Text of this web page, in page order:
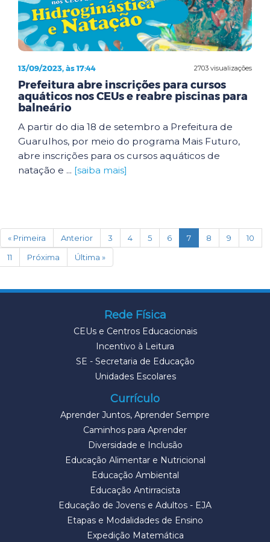
2703 visualizações
13/09/2023, às 17:44
Prefeitura abre inscrições para cursos
aquáticos nos CEUs e reabre piscinas para
balneário
A partir do dia 18 de setembro a Prefeitura de
Guarulhos, por meio do programa Mais Futuro,
abre inscrições para os cursos aquáticos de
natação e ... [saiba mais]
« Primeira Anterior 3 4 5 6 7(current)
8 9
10
11
Próxima Última »
Rede Física
CEUs e Centros Educacionais
Incentivo à Leitura
SE - Secretaria de Educação
Unidades Escolares
Currículo
Aprender Juntos, Aprender Sempre
Caminhos para Aprender
Diversidade e Inclusão
Educação Alimentar e Nutricional
Educação Ambiental
Educação Antirracista
Educação de Jovens e Adultos - EJA
Etapas e Modalidades de Ensino
Expedição Matemática